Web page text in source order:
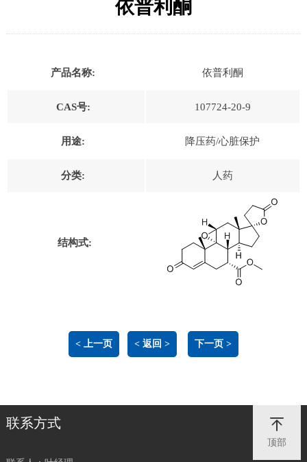
依普利酮
产品名称: 依普利酮
CAS号: 107724-20-9
用途: 降压药/心脏保护
分类: 人药
结构式:
< 上一页 < 返回 > 下一页 >
顶部
联系方式